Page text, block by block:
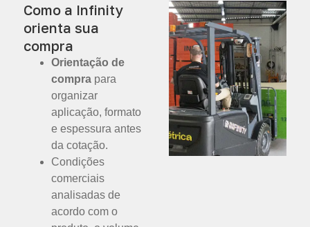
Como a Infinity
orienta sua
compra
Orientação de
compra para
organizar
aplicação, formato
e espessura antes
da cotação.
Condições
comerciais
analisadas de
acordo com o